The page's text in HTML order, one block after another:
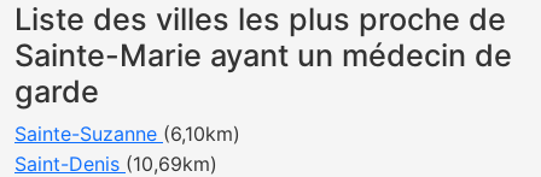
Liste des villes les plus proche de
Sainte-Marie ayant un médecin de
garde
Sainte-Suzanne (6,10km)
Saint-Denis (10,69km)